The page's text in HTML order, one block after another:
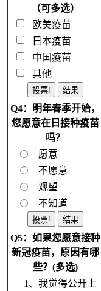
（可多选）
欧美疫苗
日本疫苗
中国疫苗
其他
Q4：明年春季开始，
您愿意在日接种疫苗
吗？
愿意
不愿意
观望
不知道
Q5：如果您愿意接种
新冠疫苗，原因有哪
些？(多选)
1、我觉得公开上